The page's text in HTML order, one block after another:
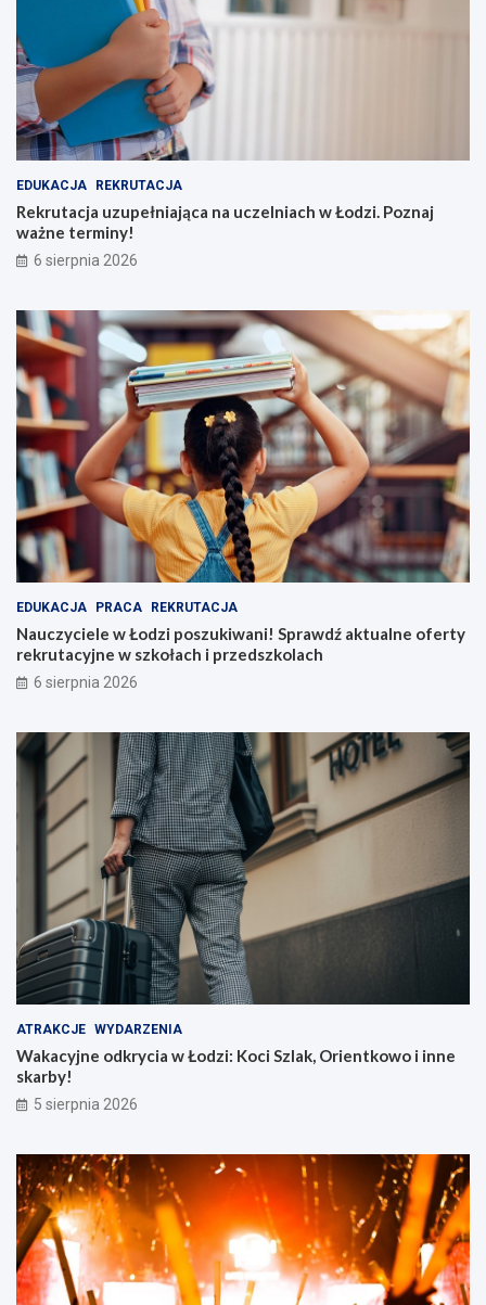
EDUKACJA REKRUTACJA
Rekrutacja uzupełniająca na uczelniach w Łodzi. Poznaj
ważne terminy!
6 sierpnia 2026
EDUKACJA PRACA REKRUTACJA
Nauczyciele w Łodzi poszukiwani! Sprawdź aktualne oferty
rekrutacyjne w szkołach i przedszkolach
6 sierpnia 2026
ATRAKCJE WYDARZENIA
Wakacyjne odkrycia w Łodzi: Koci Szlak, Orientkowo i inne
skarby!
5 sierpnia 2026